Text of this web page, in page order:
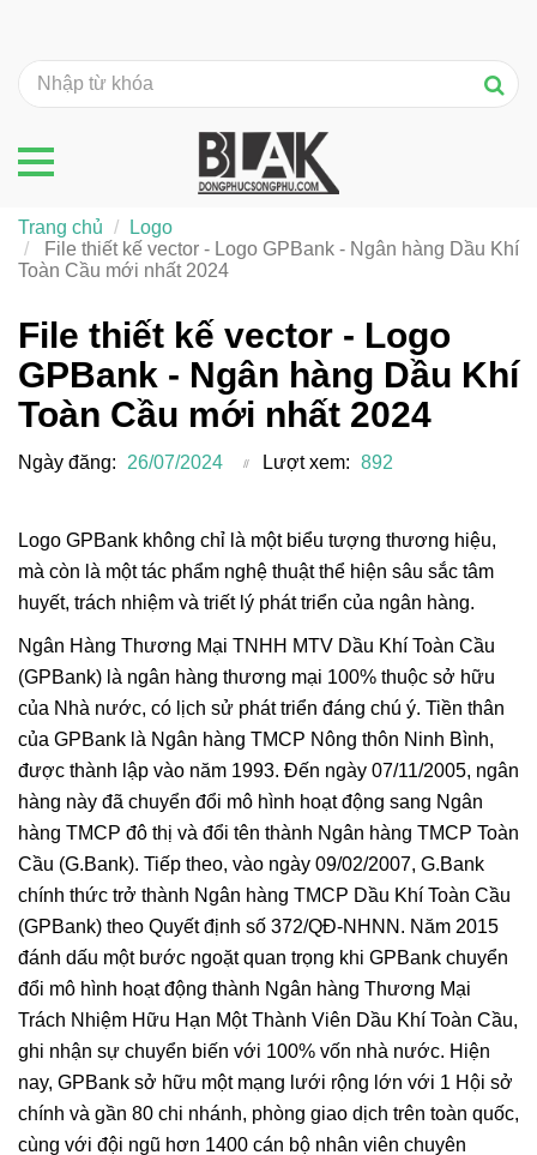
File thiết kế vector - Logo
GPBank - Ngân hàng Dầu Khí
Toàn Cầu mới nhất 2024
Ngày đăng: 26/07/2024 Lượt xem: 892
Logo GPBank không chỉ là một biểu tượng thương hiệu,
mà còn là một tác phẩm nghệ thuật thể hiện sâu sắc tâm
huyết, trách nhiệm và triết lý phát triển của ngân hàng.
Ngân Hàng Thương Mại TNHH MTV Dầu Khí Toàn Cầu
(GPBank) là ngân hàng thương mại 100% thuộc sở hữu
của Nhà nước, có lịch sử phát triển đáng chú ý. Tiền thân
của GPBank là Ngân hàng TMCP Nông thôn Ninh Bình,
được thành lập vào năm 1993. Đến ngày 07/11/2005, ngân
hàng này đã chuyển đổi mô hình hoạt động sang Ngân
hàng TMCP đô thị và đổi tên thành Ngân hàng TMCP Toàn
Cầu (G.Bank). Tiếp theo, vào ngày 09/02/2007, G.Bank
chính thức trở thành Ngân hàng TMCP Dầu Khí Toàn Cầu
(GPBank) theo Quyết định số 372/QĐ-NHNN. Năm 2015
đánh dấu một bước ngoặt quan trọng khi GPBank chuyển
đổi mô hình hoạt động thành Ngân hàng Thương Mại
Trách Nhiệm Hữu Hạn Một Thành Viên Dầu Khí Toàn Cầu,
ghi nhận sự chuyển biến với 100% vốn nhà nước. Hiện
nay, GPBank sở hữu một mạng lưới rộng lớn với 1 Hội sở
chính và gần 80 chi nhánh, phòng giao dịch trên toàn quốc,
cùng với đội ngũ hơn 1400 cán bộ nhân viên chuyên
Trang chủ
Logo
File thiết kế vector - Logo GPBank - Ngân hàng Dầu Khí
Toàn Cầu mới nhất 2024